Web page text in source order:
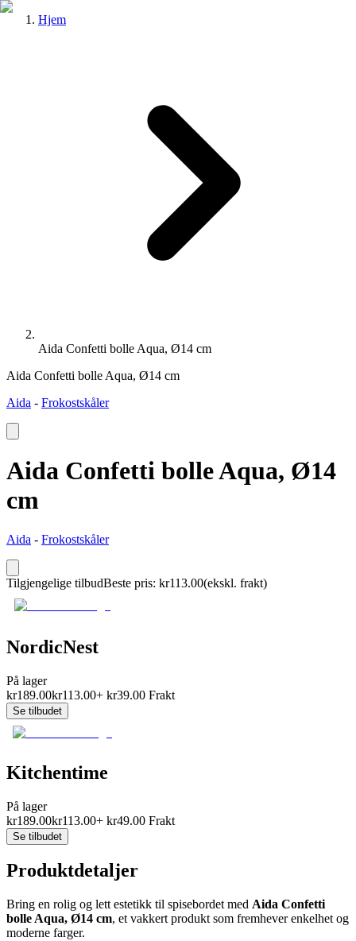
Hjem
Aida Confetti bolle Aqua, Ø14 cm
Aida Confetti bolle Aqua, Ø14 cm
Aida - Frokostskåler
Aida Confetti bolle Aqua, Ø14
cm
Aida - Frokostskåler
Tilgjengelige tilbudBeste pris: kr113.00(ekskl. frakt)
NordicNest
På lager
kr189.00kr113.00+ kr39.00 Frakt
Se tilbudet
Kitchentime
På lager
kr189.00kr113.00+ kr49.00 Frakt
Se tilbudet
Produktdetaljer
Bring en rolig og lett estetikk til spisebordet med Aida Confetti
bolle Aqua, Ø14 cm, et vakkert produkt som fremhever enkelhet og
moderne farger.